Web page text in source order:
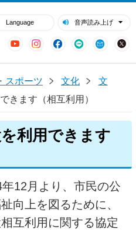
Language 音声読み上げ
YouTubeInstagram
Facebook
LINE Mail
スポーツ 文化
文
きます（相互利用）
利用できます
12月より、市民の公
向上を図るために、
互利用に関する協定